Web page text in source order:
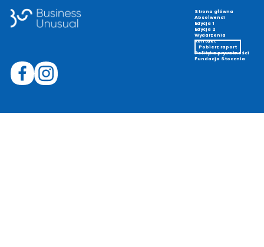
Strona główna
Absolwenci
Edycja 1
Edycja 2
Wydarzenia
Kontakt
Pobierz raport
Polityka prywatności
Fundacja Stocznia